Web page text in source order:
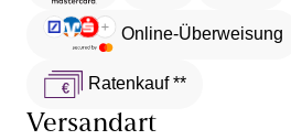
Online-Überweisung
Ratenkauf **
Versandart